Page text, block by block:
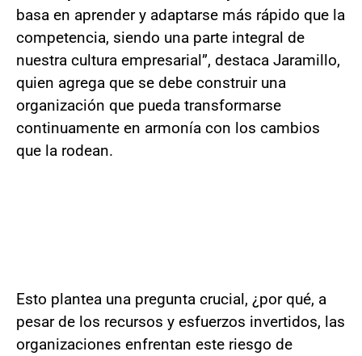
basa en aprender y adaptarse más rápido que la
competencia, siendo una parte integral de
nuestra cultura empresarial”, destaca Jaramillo,
quien agrega que se debe construir una
organización que pueda transformarse
continuamente en armonía con los cambios
que la rodean.
Esto plantea una pregunta crucial, ¿por qué, a
pesar de los recursos y esfuerzos invertidos, las
organizaciones enfrentan este riesgo de